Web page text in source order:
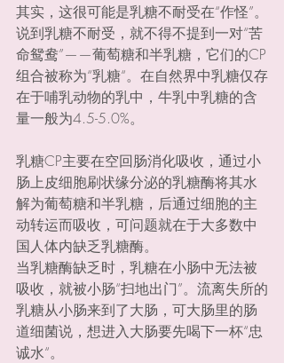
其实，这很可能是乳糖不耐受在“作怪”。
说到乳糖不耐受，就不得不提到一对“苦
命鸳鸯”——葡萄糖和半乳糖，它们的CP
组合被称为“乳糖“。在自然界中乳糖仅存
在于哺乳动物的乳中，牛乳中乳糖的含
量一般为4.5-5.0%。
乳糖CP主要在空回肠消化吸收，通过小
肠上皮细胞刷状缘分泌的乳糖酶将其水
解为葡萄糖和半乳糖，后通过细胞的主
动转运而吸收，可问题就在于大多数中
国人体内缺乏乳糖酶。
当乳糖酶缺乏时，乳糖在小肠中无法被
吸收，就被小肠“扫地出门”。流离失所的
乳糖从小肠来到了大肠，可大肠里的肠
道细菌说，想进入大肠要先喝下一杯“忠
诚水“。